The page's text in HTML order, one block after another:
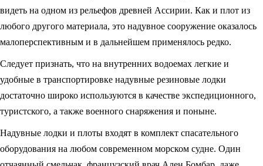
видеть на одном из рельефов древней Ассирии. Как и плот из
любого другого материала, это надувное сооружение оказалось
малоперспективным и в дальнейшем применялось редко.
Следует признать, что на внутренних водоемах легкие и
удобные в транспортировке надувные резиновые лодки
достаточно широко используются в качестве экспедиционного,
туристского, а также военного снаряжения и поныне.
Надувные лодки и плоты входят в комплект спасательного
оборудования на любом современном морском судне. Один